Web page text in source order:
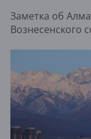
Заметка об
Вознесенского